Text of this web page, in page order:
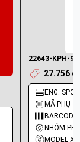
22643-KPH-
27.756 ₫
ENG: SPG
MÃ PHỤ
MODEL